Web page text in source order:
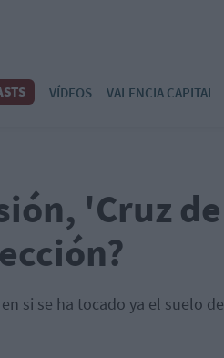
VÍDEOS VALENCIA CAPITAL
'Cruz de
si se ha tocado ya el suelo de